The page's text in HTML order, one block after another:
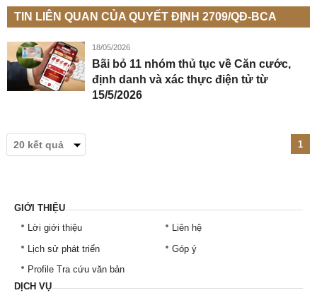
TIN LIÊN QUAN CỦA QUYẾT ĐỊNH 2709/QĐ-BCA
18/05/2026
Bãi bỏ 11 nhóm thủ tục về Căn cước,
định danh và xác thực điện tử từ
15/5/2026
1
GIỚI THIỆU
Lời giới thiệu
Lịch sử phát triển
Profile Tra cứu văn bản
Liên hệ
Góp ý
DỊCH VỤ